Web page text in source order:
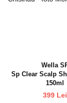
Wella
Sp Clear Scalp
150ml
399 Lei